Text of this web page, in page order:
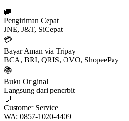
🚚
Pengiriman Cepat
JNE, J&T, SiCepat
💳
Bayar Aman via Tripay
BCA, BRI, QRIS, OVO, ShopeePay
📚
Buku Original
Langsung dari penerbit
💬
Customer Service
WA: 0857-1020-4409